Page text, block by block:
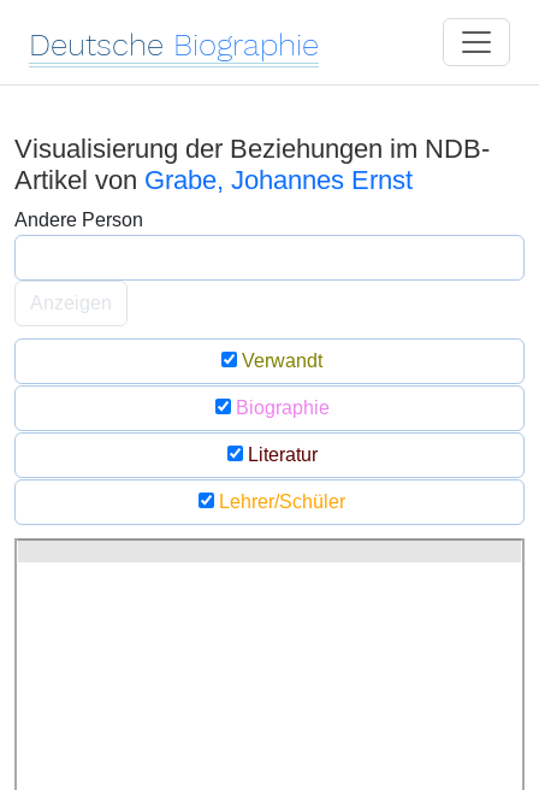
Deutsche Biographie
Visualisierung der Beziehungen im NDB-
Artikel von Grabe, Johannes Ernst
Andere Person
Anzeigen
Verwandt
Biographie
Literatur
Lehrer/Schüler